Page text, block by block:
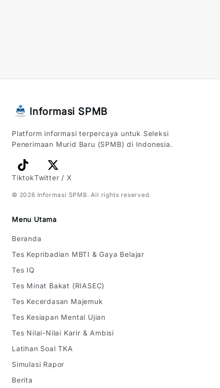
Informasi SPMB
Platform informasi terpercaya untuk Seleksi
Penerimaan Murid Baru (SPMB) di Indonesia.
TiktokTwitter / X
© 2026 Informasi SPMB . All rights reserved.
Menu Utama
Beranda
Tes Kepribadian MBTI & Gaya Belajar
Tes IQ
Tes Minat Bakat (RIASEC)
Tes Kecerdasan Majemuk
Tes Kesiapan Mental Ujian
Tes Nilai-Nilai Karir & Ambisi
Latihan Soal TKA
Simulasi Rapor
Berita